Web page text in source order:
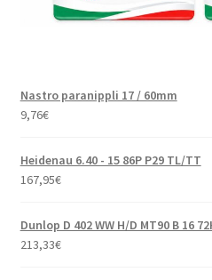
Nastro paranippli 17 / 60mm
9,76€
Heidenau 6.40 - 15 86P P29 TL/TT
167,95€
Dunlop D 402 WW H/D MT90 B 16
213,33€